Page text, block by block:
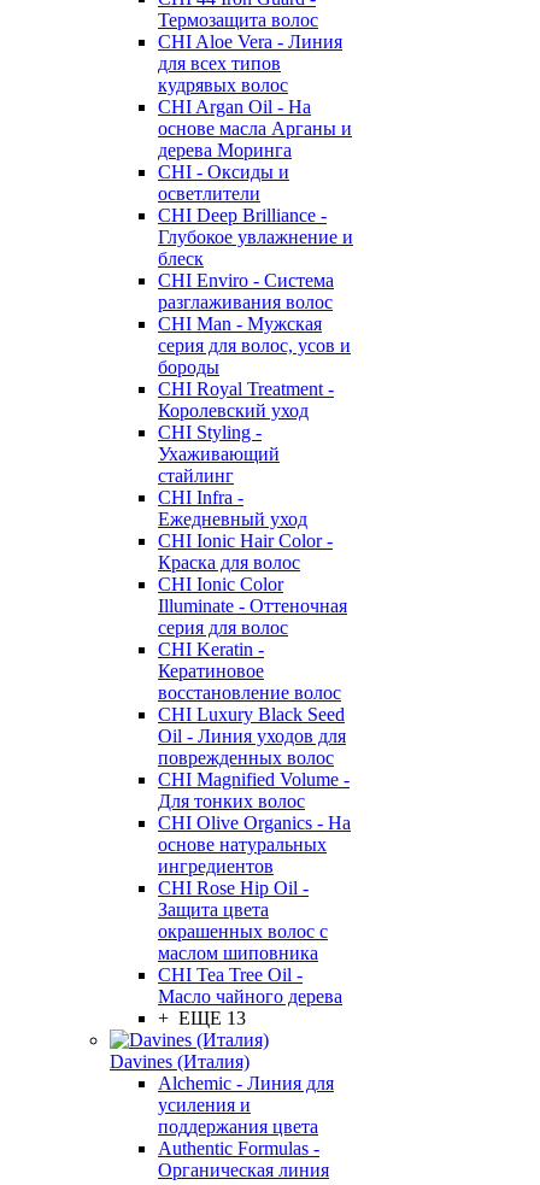
Термозащита волос
CHI Aloe Vera - Линия
для всех типов
кудрявых волос
CHI Argan Oil - На
основе масла Арганы и
дерева Моринга
CHI - Оксиды и
осветлители
CHI Deep Brilliance -
Глубокое увлажнение и
блеск
CHI Enviro - Система
разглаживания волос
CHI Man - Мужская
серия для волос, усов и
бороды
CHI Royal Treatment -
Королевский уход
CHI Styling -
Ухаживающий
стайлинг
CHI Infra -
Ежедневный уход
CHI Ionic Hair Color -
Краска для волос
CHI Ionic Color
Illuminate - Оттеночная
серия для волос
CHI Keratin -
Кератиновое
восстановление волос
CHI Luxury Black Seed
Oil - Линия уходов для
поврежденных волос
CHI Magnified Volume -
Для тонких волос
CHI Olive Organics - На
основе натуральных
ингредиентов
CHI Rose Hip Oil -
Защита цвета
окрашенных волос с
маслом шиповника
CHI Tea Tree Oil -
Масло чайного дерева
+ ЕЩЕ 13
Davines (Италия)
Alchemic - Линия для
усиления и
поддержания цвета
Authentic Formulas -
Органическая линия